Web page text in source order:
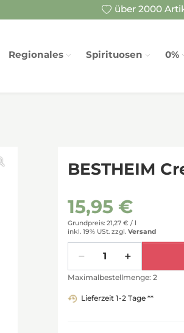
über 2000
Regionales Spirituosen 0%
BESTHEIM
15,95 €
Grundpreis: 21,27 € / l
inkl. 19% USt. zzgl. Versand
Maximalbestellmenge: 2
Lieferzeit 1-2 Tage **